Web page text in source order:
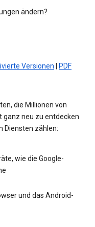
ändern?
Versionen
PDF
die Millionen von
ganz neu zu entdecken
Diensten zählen:
wie die Google-
und das Android-